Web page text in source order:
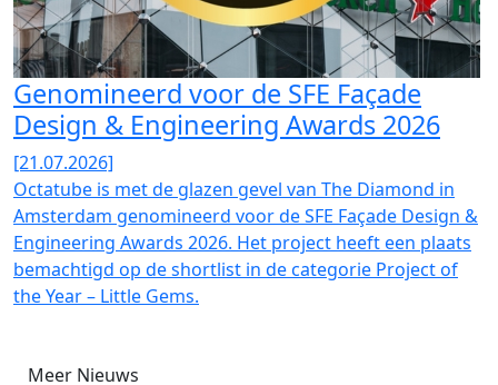
Genomineerd voor de SFE Façade
Design & Engineering Awards 2026
[21.07.2026]
Octatube is met de glazen gevel van The Diamond in
Amsterdam genomineerd voor de SFE Façade Design &
Engineering Awards 2026. Het project heeft een plaats
bemachtigd op de shortlist in de categorie Project of
the Year – Little Gems.
Meer Nieuws